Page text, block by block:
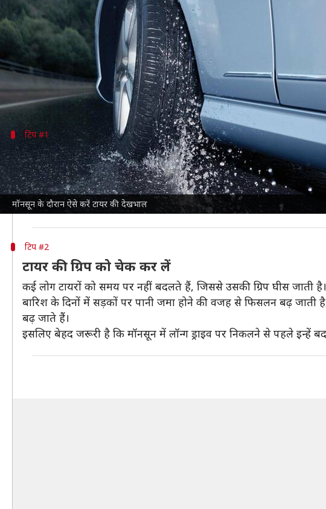
मॉनसून के दौरान ऐसे करें टायर की देखभाल
लेखन सोनाली सिंह Jul 18, 2021 10:00 pm
क्या है खबर?
लॉकडाउन के बाद मिली ढील और मानसून के मौसम का मजा लेने के लिए
मानसून में लॉन्ग ड्राइव पर निकलने से पहले कार के टायरों की देखभाल
टिप #1
टायर प्रेशर चेक करें
मानसून में लॉन्ग ड्राइव पर निकलने से पहले टायर प्रेशर जरूर चेक कर लें।
आपकी कार के टायरों में कितनी हवा होनी चाहिए, यह कार के मैनुअल में
अगर टायर में उचित हवा नहीं होगी तो कार को कंट्रोल करने में समस्या
टिप #2
टायर की ग्रिप को चेक कर लें
कई लोग टायरों को समय पर नहीं बदलते हैं, जिससे उसकी ग्रिप घीस जाती है।
बारिश के दिनों में सड़कों पर पानी जमा होने की वजह से फिसलन बढ़ जाती
बढ़ जाते हैं।
इसलिए बेहद जरूरी है कि मॉनसून में लॉन्ग ड्राइव पर निकलने से पहले इन्हें